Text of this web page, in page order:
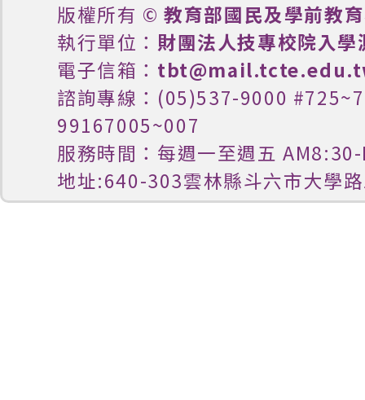
版權所有 ©教育部國民及學前教
執行單位： 財團法人技專校院入
電子信箱：
諮詢專線：(05)537-9000
99167005~007
服務時間：每週一至週五
地址:640-303雲林縣斗六市大學